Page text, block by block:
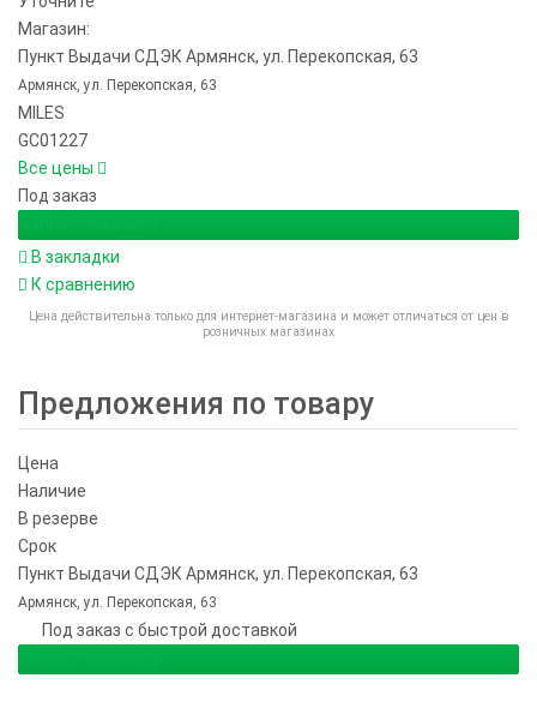
Магазин:
Пункт Выдачи СДЭК Армянск, ул. Перекопская, 63
Армянск, ул. Перекопская, 63
MILES
GC01227
Все цены
Под заказ
В закладки
К сравнению
Цена действительна только для интернет-магазина и может отличаться от цен в
розничных магазинах
Предложения по товару
Цена
Наличие
В резерве
Срок
Пункт Выдачи СДЭК Армянск, ул. Перекопская, 63
Армянск, ул. Перекопская, 63
Под заказ с быстрой доставкой